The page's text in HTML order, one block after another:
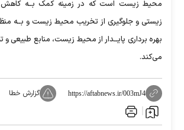
محیط زیست است که در زمینه کمک بــه کاهش
زیستی و جلوگیری از تخریب محیط زیست و بــه
بهره برداری پایــدار از محیط زیست، منابع طبیعی
می‌کند.
https://aftabnews.ir/003mJ4 گزارش خطا